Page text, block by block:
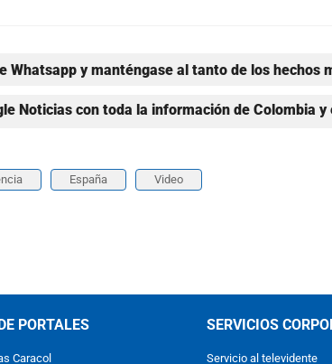
Whatsapp y manténgase al tanto de los hechos
Noticias con toda la información de Colombia y
España Video
PORTALES
Caracol
SERVICIOS
Servicio al televidente